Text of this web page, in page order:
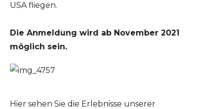
USA fliegen.
Die Anmeldung wird ab November 2021
möglich sein.
Hier sehen Sie die Erlebnisse unserer